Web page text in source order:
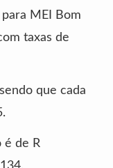
MEI Bom
taxas de
que cada
é de R